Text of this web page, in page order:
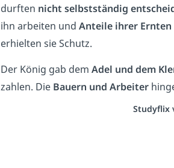
durften nicht selbstständig
ihn arbeiten und Anteile ihrer Ernten
erhielten sie Schutz.
Der König gab dem Adel und dem
zahlen. Die Bauern und Arbeiter
Studyflix